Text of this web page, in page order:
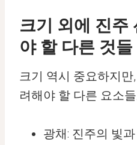
크기 외에 진주
야 할 다른 것들
크기 역시 중요하지
려해야 할 다른 요소
광채: 진주의 빛